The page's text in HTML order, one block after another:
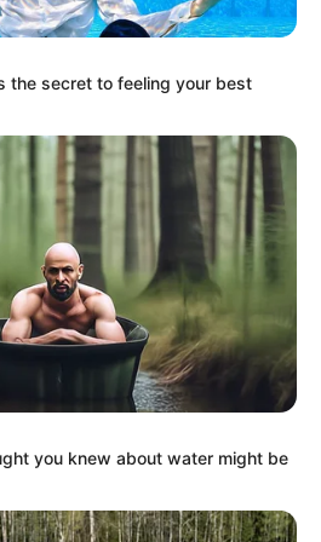
lanza 3.000 jugosas
the secret to feeling your best
you knew about water might be